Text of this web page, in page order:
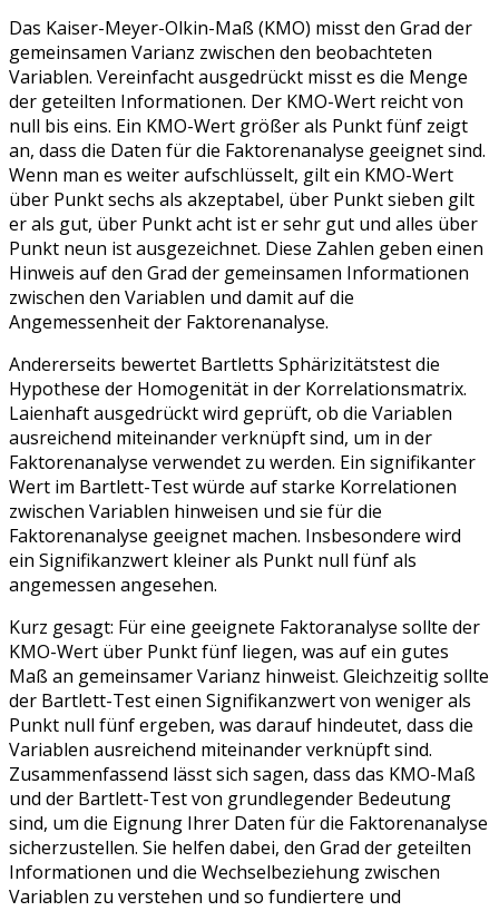
Das Kaiser-Meyer-Olkin-Maß (KMO) misst den Grad der
gemeinsamen Varianz zwischen den beobachteten
Variablen. Vereinfacht ausgedrückt misst es die Menge
der geteilten Informationen. Der KMO-Wert reicht von
null bis eins. Ein KMO-Wert größer als Punkt fünf zeigt
an, dass die Daten für die Faktorenanalyse geeignet sind.
Wenn man es weiter aufschlüsselt, gilt ein KMO-Wert
über Punkt sechs als akzeptabel, über Punkt sieben gilt
er als gut, über Punkt acht ist er sehr gut und alles über
Punkt neun ist ausgezeichnet. Diese Zahlen geben einen
Hinweis auf den Grad der gemeinsamen Informationen
zwischen den Variablen und damit auf die
Angemessenheit der Faktorenanalyse.
Andererseits bewertet Bartletts Sphärizitätstest die
Hypothese der Homogenität in der Korrelationsmatrix.
Laienhaft ausgedrückt wird geprüft, ob die Variablen
ausreichend miteinander verknüpft sind, um in der
Faktorenanalyse verwendet zu werden. Ein signifikanter
Wert im Bartlett-Test würde auf starke Korrelationen
zwischen Variablen hinweisen und sie für die
Faktorenanalyse geeignet machen. Insbesondere wird
ein Signifikanzwert kleiner als Punkt null fünf als
angemessen angesehen.
Kurz gesagt: Für eine geeignete Faktoranalyse sollte der
KMO-Wert über Punkt fünf liegen, was auf ein gutes
Maß an gemeinsamer Varianz hinweist. Gleichzeitig sollte
der Bartlett-Test einen Signifikanzwert von weniger als
Punkt null fünf ergeben, was darauf hindeutet, dass die
Variablen ausreichend miteinander verknüpft sind.
Zusammenfassend lässt sich sagen, dass das KMO-Maß
und der Bartlett-Test von grundlegender Bedeutung
sind, um die Eignung Ihrer Daten für die Faktorenanalyse
sicherzustellen. Sie helfen dabei, den Grad der geteilten
Informationen und die Wechselbeziehung zwischen
Variablen zu verstehen und so fundiertere und